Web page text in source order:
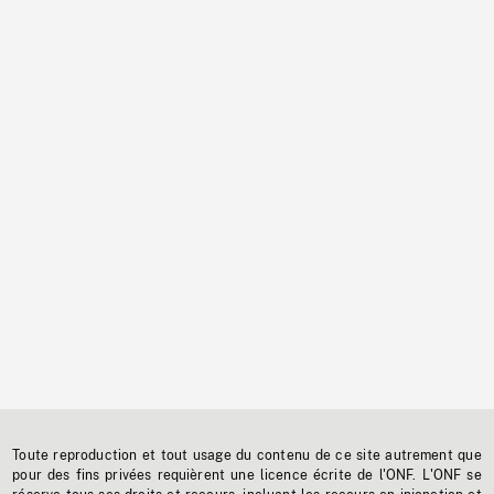
Toute reproduction et tout usage du contenu de ce site autrement que
pour des fins privées requièrent une licence écrite de l'ONF. L'ONF se